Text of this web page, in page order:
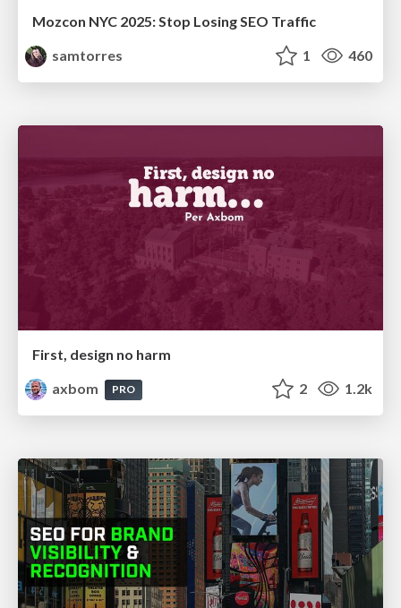
Mozcon NYC 2025: Stop Losing SEO Traffic
samtorres
1 460
First, design no harm
axbom
PRO 2 1.2k